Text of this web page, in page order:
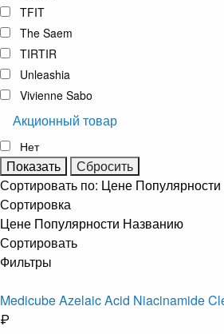
TFIT
The Saem
TIRTIR
Unleashia
Vivienne Sabo
Акционный товар
Нет
Сортировать по: Цене Популярности
Сортировка
Цене Популярности Названию
Сортировать
Фильтры
Medicube Azelaic Acid Niacinamide
₽